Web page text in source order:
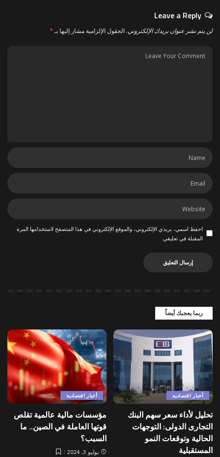
Leave a Reply
لن يتم نشر عنوان بريدك الإلكتروني.الحقول الإلزامية مشار إليها بـ*
احفظ اسمي، بريدي الإلكتروني، والموقع الإلكتروني في هذا المتصفح لاستخدامها المرة
المقبلة في تعليقي.
ربما يعجبك أيضاً
أخبار اقتصادية
تحليل لأداء سعر سهم البنك
التجارى الدولى: التوجهات
الحالية وتوقعات النمو
المستقبلية
أخبار اقتصادية
مؤسسات مالية عالمية تقلص
قوتها العاملة في الصين.. ما
السبب؟
يوليو 3, 2024